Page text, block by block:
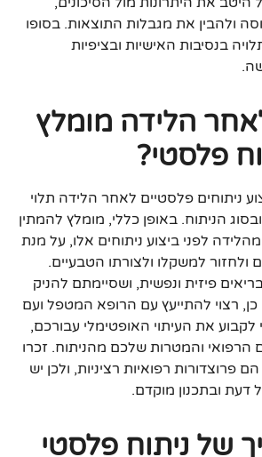
ולהבין את מגבלות התוצאות. בסופו
בנסיבות האישיות ובציפיות
הלידה מומלץ
פלסטי?
ניתוחים פלסטיים לאחר הלידה תלוי
הניתוח. באופן כללי, מומלץ להמתין
מהלידה לפני ביצוע ניתוחים אלו, על מנת
למשקלו ולצורתו הטבעיים.
פיזית ונפשית, ושסיימתם להניק
רצוי להתייעץ עם הרופא המטפל ועם
את העיתוי האופטימלי עבורכם,
והמטרות שלכם מהניתוח. זכרו
פרוצדורות רפואיות רציניות, ולכן יש
דעת ובתכנון מוקדם.
של ניתוח פלסטי